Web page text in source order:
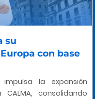
su
con base
la expansión
consolidando